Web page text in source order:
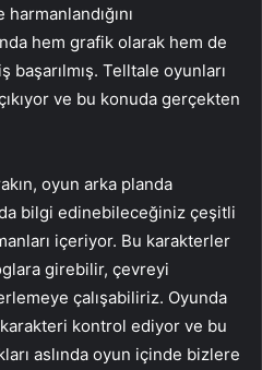
hem grafik olarak hem de
başarılmış. Telltale oyunları
ve bu konuda gerçekten
oyun arka planda
bilgi edinebileceğiniz çeşitli
içeriyor. Bu karakterler
girebilir, çevreyi
çalışabiliriz. Oyunda
kontrol ediyor ve bu
aslında oyun içinde bizlere